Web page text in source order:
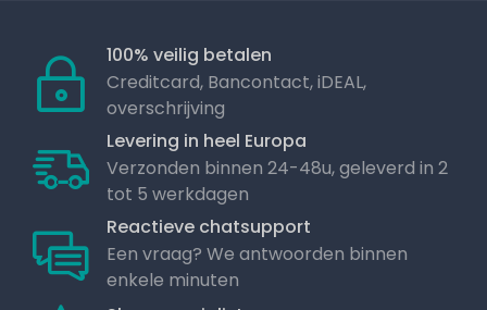
100% veilig betalen
Creditcard, Bancontact, iDEAL,
overschrijving
Levering in heel Europa
Verzonden binnen 24-48u, geleverd in 2
tot 5 werkdagen
Reactieve chatsupport
Een vraag? We antwoorden binnen
enkele minuten